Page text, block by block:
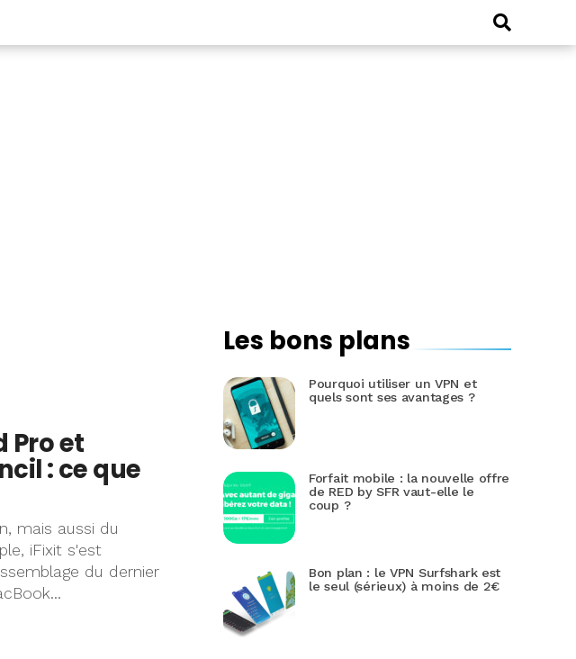
Pro et
: ce que
mais aussi du
iFixit s'est
du dernier
Les bons plans
Pourquoi utiliser un VPN et
quels sont ses avantages ?
Forfait mobile : la nouvelle offre
de RED by SFR vaut-elle le
coup ?
Bon plan : le VPN Surfshark est
le seul (sérieux) à moins de 2€